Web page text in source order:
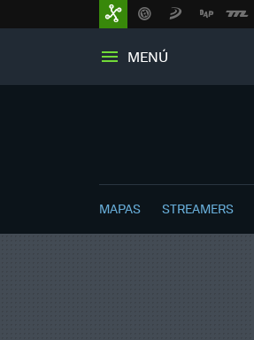
MENÚ
MAPAS STREAMERS